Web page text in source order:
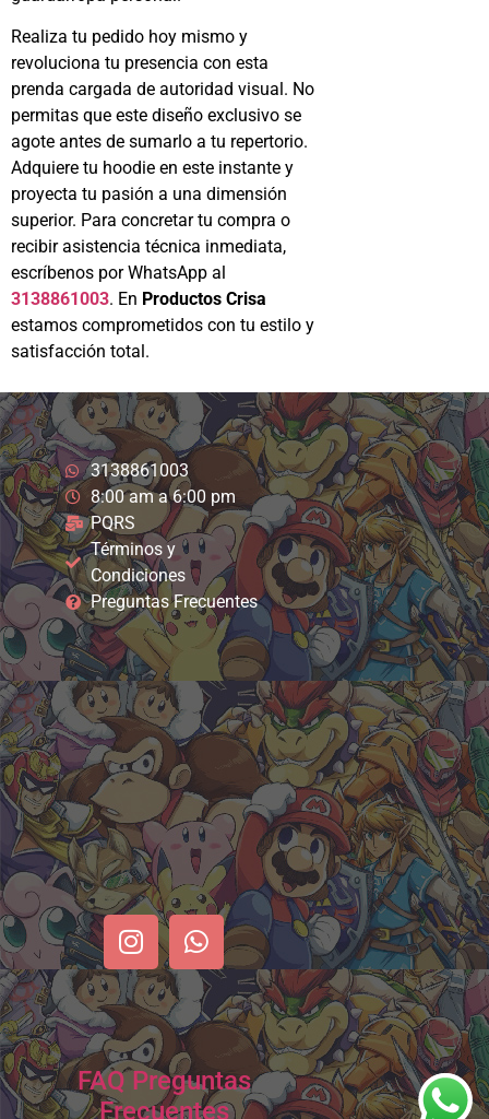
Realiza tu pedido hoy mismo y
revoluciona tu presencia con esta
prenda cargada de autoridad visual. No
permitas que este diseño exclusivo se
agote antes de sumarlo a tu repertorio.
Adquiere tu hoodie en este instante y
proyecta tu pasión a una dimensión
superior. Para concretar tu compra o
recibir asistencia técnica inmediata,
escríbenos por WhatsApp al
3138861003. En Productos Crisa
estamos comprometidos con tu estilo y
satisfacción total.
3138861003
8:00 am a 6:00 pm
PQRS
Términos y
Condiciones
Preguntas Frecuentes
FAQ Preguntas
Frecuentes